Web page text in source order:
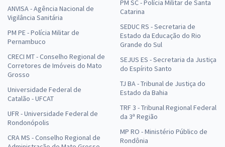
ANVISA - Agência Nacional de
Vigilância Sanitária
PM PE - Polícia Militar de
Pernambuco
CRECI MT - Conselho Regional de
Corretores de Imóveis do Mato
Grosso
Universidade Federal de
Catalão - UFCAT
UFR - Universidade Federal de
Rondonópolis
CRA MS - Conselho Regional de
PM SC - Polícia Militar de Santa
Catarina
SEDUC RS - Secretaria de
Estado da Educação do Rio
Grande do Sul
SEJUS ES - Secretaria da Justiça
do Espírito Santo
TJ BA - Tribunal de Justiça do
Estado da Bahia
TRF 3 - Tribunal Regional Federal
da 3ª Região
MP RO - Ministério Público de
Rondônia